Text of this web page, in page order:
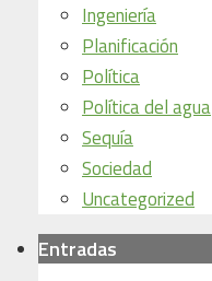
Ingeniería
Planificación
Política
Política del agua
Sequía
Sociedad
Uncategorized
Entradas